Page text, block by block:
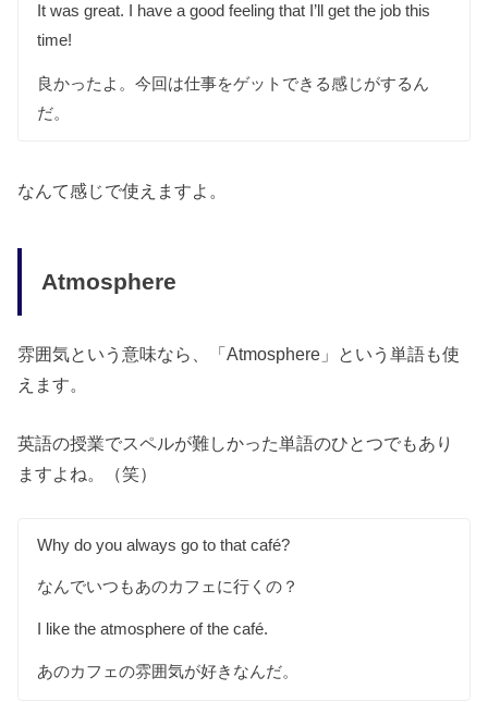
It was great. I have a good feeling that I’ll get the job this
time!
良かったよ。今回は仕事をゲットできる感じがするん
だ。
なんて感じで使えますよ。
Atmosphere
雰囲気という意味なら、「Atmosphere」という単語も使
えます。
英語の授業でスペルが難しかった単語のひとつでもあり
ますよね。（笑）
Why do you always go to that café?
なんでいつもあのカフェに行くの？
I like the atmosphere of the café.
あのカフェの雰囲気が好きなんだ。